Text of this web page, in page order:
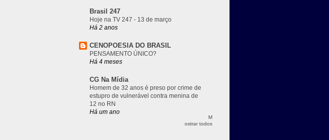
Brasil 247
Hoje na TV 247 - 13 de março
Há 2 anos
CENOPOESIA DO BRASIL
PENSAMENTO ÚNICO?
Há 4 meses
CG Na Mídia
Homem de 32 anos é preso por crime de
estupro de vulnerável contra menina de
12 no RN
Há um ano
M
ostrar todos